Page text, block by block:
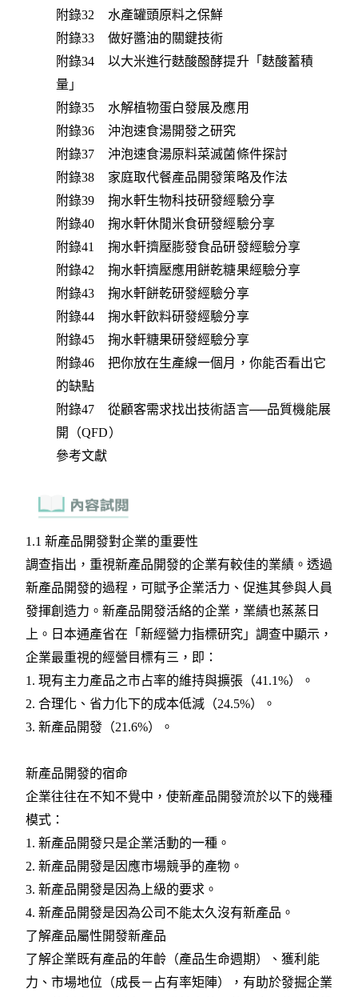
附錄32 水產罐頭原料之保鮮
附錄33 做好醬油的關鍵技術
附錄34 以大米進行麩酸醱酵提升「麩酸蓄積
量」
附錄35 水解植物蛋白發展及應用
附錄36 沖泡速食湯開發之研究
附錄37 沖泡速食湯原料菜滅菌條件探討
附錄38 家庭取代餐產品開發策略及作法
附錄39 掬水軒生物科技研發經驗分享
附錄40 掬水軒休閒米食研發經驗分享
附錄41 掬水軒擠壓膨發食品研發經驗分享
附錄42 掬水軒擠壓應用餅乾糖果經驗分享
附錄43 掬水軒餅乾研發經驗分享
附錄44 掬水軒飲料研發經驗分享
附錄45 掬水軒糖果研發經驗分享
附錄46 把你放在生產線一個月，你能否看出它
的缺點
附錄47 從顧客需求找出技術語言──品質機能展
開（QFD）
參考文獻